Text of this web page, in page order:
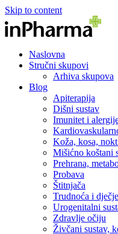
Skip to content
Naslovna
Stručni skupovi
Arhiva skupova
Blog
Apiterapija
Dišni sustav
Imunitet i
Koža, kosa,
Mišićno koštani
Prehrana,
Probava
Štitnjača
Trudnoća i
Urogenitalni
Zdravlje očiju
Živčani sustav,